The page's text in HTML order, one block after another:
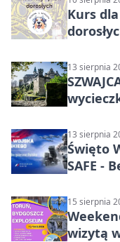
Kurs
13 sierpnia
13 sierpnia
Święto
SAFE -
15 sierpnia
wizytą